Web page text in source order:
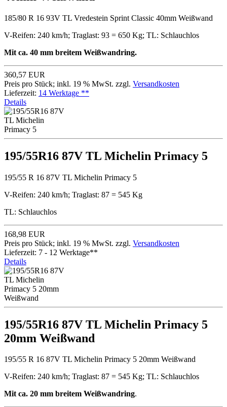
185/80 R 16 93V TL Vredestein Sprint Classic 40mm Weißwand
V-Reifen: 240 km/h; Traglast: 93 = 650 Kg; TL: Schlauchlos
Mit ca. 40 mm breitem Weißwandring.
360,57 EUR
Preis pro Stück; inkl. 19 % MwSt. zzgl. Versandkosten
Lieferzeit: 14 Werktage **
Details
195/55R16 87V TL Michelin Primacy 5
195/55 R 16 87V TL Michelin Primacy 5
V-Reifen: 240 km/h; Traglast: 87 = 545 Kg
TL: Schlauchlos
168,98 EUR
Preis pro Stück; inkl. 19 % MwSt. zzgl. Versandkosten
Lieferzeit: 7 - 12 Werktage**
Details
195/55R16 87V TL Michelin Primacy 5
20mm Weißwand
195/55 R 16 87V TL Michelin Primacy 5 20mm Weißwand
V-Reifen: 240 km/h; Traglast: 87 = 545 Kg; TL: Schlauchlos
Mit ca. 20 mm breitem Weißwandring.